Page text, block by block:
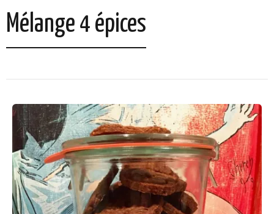
Mélange 4 épices